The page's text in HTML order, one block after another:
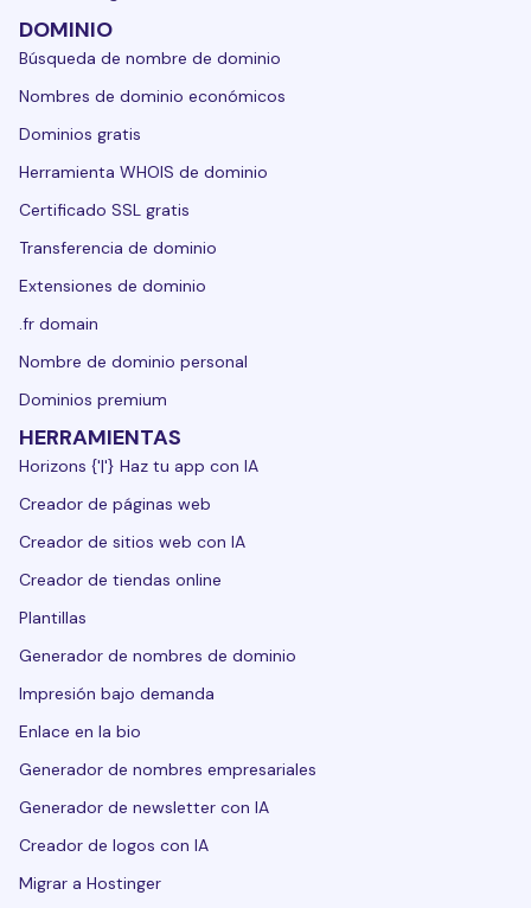
DOMINIO
Búsqueda de nombre de dominio
Nombres de dominio económicos
Dominios gratis
Herramienta WHOIS de dominio
Certificado SSL gratis
Transferencia de dominio
Extensiones de dominio
.fr domain
Nombre de dominio personal
Dominios premium
HERRAMIENTAS
Horizons {'|'} Haz tu app con IA
Creador de páginas web
Creador de sitios web con IA
Creador de tiendas online
Plantillas
Generador de nombres de dominio
Impresión bajo demanda
Enlace en la bio
Generador de nombres empresariales
Generador de newsletter con IA
Creador de logos con IA
Migrar a Hostinger